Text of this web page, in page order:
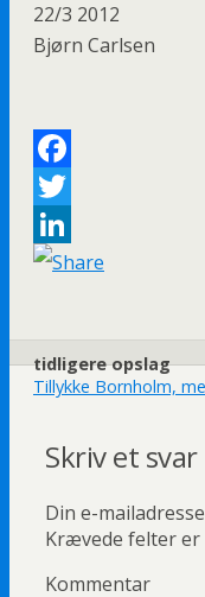
22/3 2012
Bjørn Carlsen
F
a
c
o
T
w
t
L
k
tidligere opslag
Tillykke Bornholm,
Skriv et svar
Din e-
Krævede felter er
Kommentar